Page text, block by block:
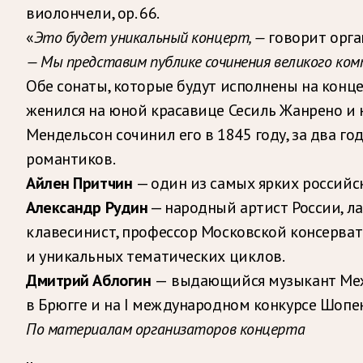
виолончели, op. 66.
«Это будет уникальный концерт, — говорит
— Мы представим публике сочинения великого
Обе сонаты, которые будут исполнены на
женился на юной красавице Сесиль Жанрено
Мендельсон сочинил его в 1845 году, за два
романтиков.
Айлен Притчин — один из самых ярких
Александр Рудин— народный артист России,
клавесинист, профессор Московской
и уникальных тематических циклов.
Дмитрий Аблогин — выдающийся музыкант
в Брюгге и на I международном конкурсе
По материалам организаторов концерта